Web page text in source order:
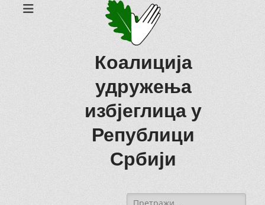
Коалиција
удружења
избјеглица у
Републици
Србији
Search